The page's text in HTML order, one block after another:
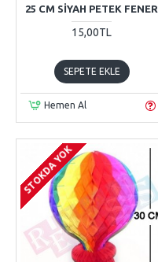
25 CM SIYAH PETEK FENER
15,00TL
SEPETE EKLE
Hemen Al
STOKDA YOK